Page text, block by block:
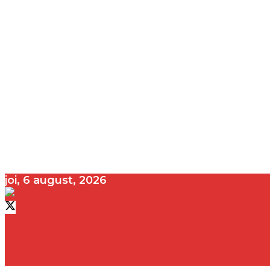
joi, 6 august, 2026